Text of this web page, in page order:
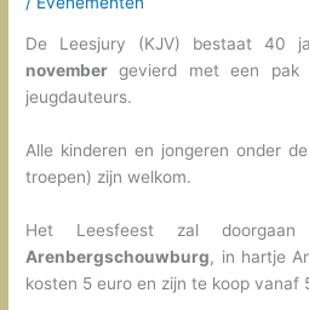
De Leesjury (KJV) bestaat 40
november gevierd met een pak
jeugdauteurs.
Alle kinderen en jongeren onder
troepen) zijn welkom.
Het Leesfeest zal
Arenbergschouwburg, in hartje
kosten 5 euro en zijn te koop vanaf